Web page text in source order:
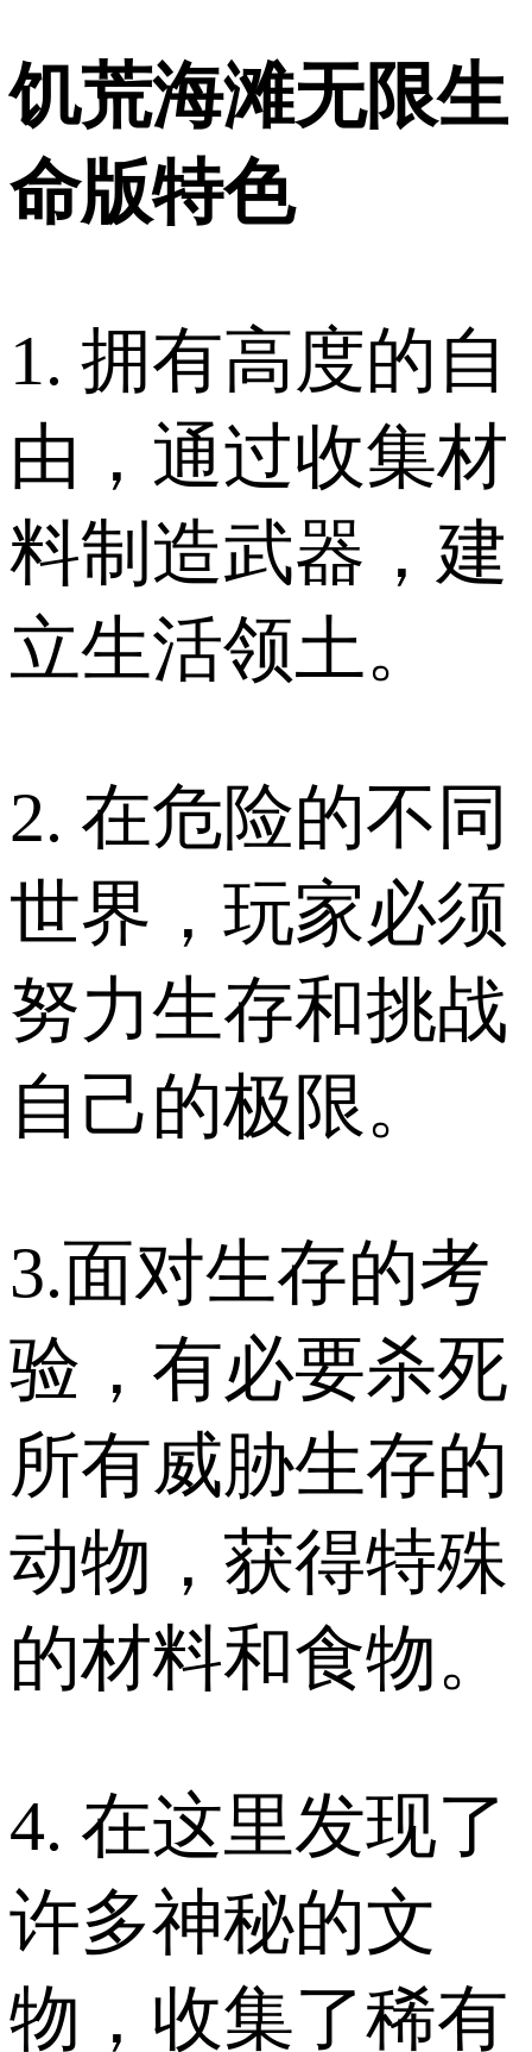
饥荒海滩无限生
命版特色
1. 拥有高度的自
由，通过收集材
料制造武器，建
立生活领土。
2. 在危险的不同
世界，玩家必须
努力生存和挑战
自己的极限。
3.面对生存的考
验，有必要杀死
所有威胁生存的
动物，获得特殊
的材料和食物。
4. 在这里发现了
许多神秘的文
物，收集了稀有